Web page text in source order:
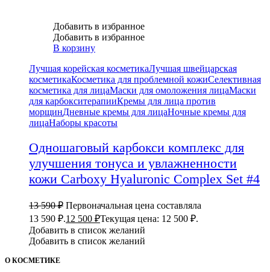
Добавить в избранное
Добавить в избранное
В корзину
Лучшая корейская косметикаЛучшая швейцарская
косметикаКосметика для проблемной кожиСелективная
косметика для лицаМаски для омоложения лицаМаски
для карбокситерапииКремы для лица против
морщинДневные кремы для лицаНочные кремы для
лицаНаборы красоты
Одношаговый карбокси комплекс для
улучшения тонуса и увлажненности
кожи Carboxy Hyaluronic Complex Set #4
13 590₽ Первоначальная цена составляла
13 590 ₽.12 500 ₽Текущая цена: 12 500 ₽.
Добавить в список желаний
Добавить в список желаний
О КОСМЕТИКЕ